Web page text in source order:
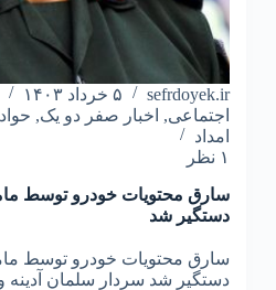
sefrdoyek.ir ۵ خرداد ۱۴۰۳
اجتماعی, اخبار صفر دو یک,
امداد
۱ نظر
سارق محتویات خودرو توسط
دستگیر شد
سارق محتویات خودرو توسط
دستگیر شد سردار سلمان آدینه